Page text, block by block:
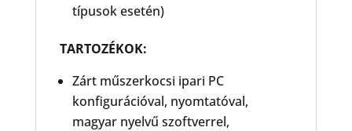
típusok esetén)
TARTOZÉKOK:
Zárt műszerkocsi ipari PC
konfigurációval, nyomtatóval,
magyar nyelvű szoftverrel,